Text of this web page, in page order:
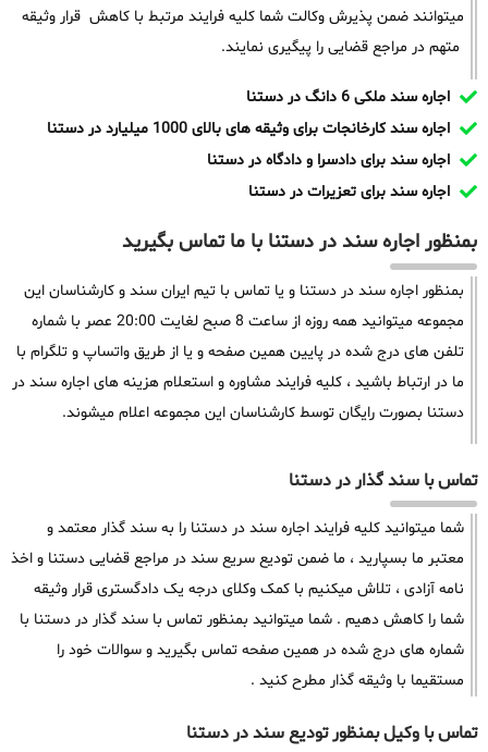
میتوانند ضمن پذیرش وکالت شما کلیه فرایند مرتبط با کاهش قرار وثیقه
متهم در مراجع قضایی را پیگیری نمایند.
اجاره سند ملکی 6 دانگ در دستنا
اجاره سند کارخانجات برای وثیقه های بالای 1000 میلیارد در دستنا
اجاره سند برای دادسرا و دادگاه در دستنا
اجاره سند برای تعزیرات در دستنا
بمنظور اجاره سند در دستنا با ما تماس بگیرید
بمنظور اجاره سند در دستنا و یا تماس با تیم ایران سند و کارشناسان این
مجموعه میتوانید همه روزه از ساعت 8 صبح لغایت 20:00 عصر با شماره
تلفن های درج شده در پایین همین صفحه و یا از طریق واتساپ و تلگرام با
ما در ارتباط باشید ، کلیه فرایند مشاوره و استعلام هزینه های اجاره سند در
دستنا بصورت رایگان توسط کارشناسان این مجموعه اعلام میشوند.
تماس با سند گذار در دستنا
شما میتوانید کلیه فرایند اجاره سند در دستنا را به سند گذار معتمد و
معتبر ما بسپارید ، ما ضمن تودیع سریع سند در مراجع قضایی دستنا و اخذ
نامه آزادی ، تلاش میکنیم با کمک وکلای درجه یک دادگستری قرار وثیقه
شما را کاهش دهیم . شما میتوانید بمنظور تماس با سند گذار در دستنا با
شماره های درج شده در همین صفحه تماس بگیرید و سوالات خود را
مستقیما با وثیقه گذار مطرح کنید .
تماس با وکیل بمنظور تودیع سند در دستنا